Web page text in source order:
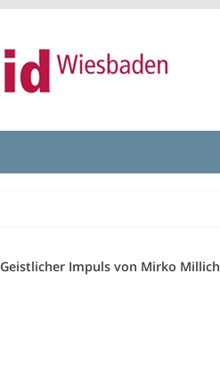
Geistlicher Impuls von Mirko Millich